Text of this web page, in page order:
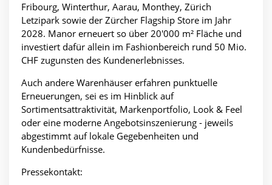
Fribourg, Winterthur, Aarau, Monthey, Zürich
Letzipark sowie der Zürcher Flagship Store im Jahr
2028. Manor erneuert so über 20'000 m² Fläche und
investiert dafür allein im Fashionbereich rund 50 Mio.
CHF zugunsten des Kundenerlebnisses.
Auch andere Warenhäuser erfahren punktuelle
Erneuerungen, sei es im Hinblick auf
Sortimentsattraktivität, Markenportfolio, Look & Feel
oder eine moderne Angebotsinszenierung - jeweils
abgestimmt auf lokale Gegebenheiten und
Kundenbedürfnisse.
Pressekontakt: